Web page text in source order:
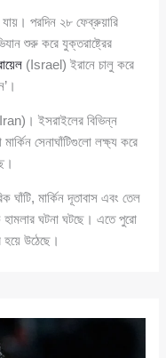
পরদিন ২৮ ফেব্রুয়ারি
শুরু করে যুক্তরাষ্ট্রের
(Israel) ইরানে চালু করে
ইসরাইলের বিভিন্ন
মার্কিন সেনাঘাঁটিগুলো লক্ষ্য করে
ঘাঁটি, মার্কিন দূতাবাস এবং তেল
ঘটনা ঘটছে। এতে পুরো
উঠেছে।